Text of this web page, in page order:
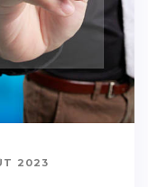
2023